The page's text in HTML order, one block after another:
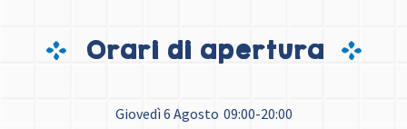
Orari di apertura
Giovedì 6 Agosto 09:00-20:00